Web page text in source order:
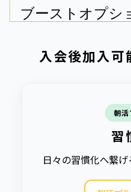
ブーストオプシ
入会後加入可
朝活
習
日々の習慣化へ繋